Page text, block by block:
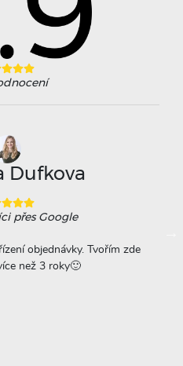
Dufkova
přes Google
objednávky. Tvořím zde
než 3 roky🙂